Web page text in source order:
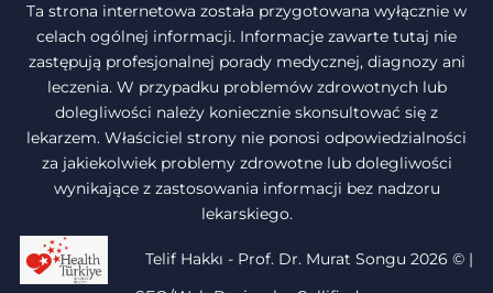
Ta strona internetowa została przygotowana wyłącznie w
celach ogólnej informacji. Informacje zawarte tutaj nie
zastępują profesjonalnej porady medycznej, diagnozy ani
leczenia. W przypadku problemów zdrowotnych lub
dolegliwości należy koniecznie skonsultować się z
lekarzem. Właściciel strony nie ponosi odpowiedzialności
za jakiekolwiek problemy zdrowotne lub dolegliwości
wynikające z zastosowania informacji bez nadzoru
lekarskiego.
Telif Hakkı - Prof. Dr. Murat Songu 2026 © |